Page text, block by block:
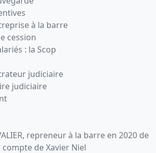
à la barre
cession
: la Scop
judiciaire
judiciaire
repreneur à la barre en 2020 de
de Xavier Niel